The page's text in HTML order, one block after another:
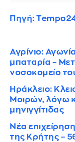
Πηγή:
Αγρίνιο:
μπαταρία –
νοσοκομείο
Ηράκλειο:
Μοιρών, λόγω
μηνιγγίτιδας
Νέα
της Κρήτης –